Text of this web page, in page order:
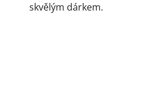
skvělým dárkem.